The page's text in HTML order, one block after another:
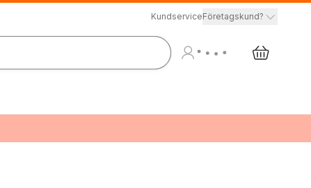
KundserviceFöretagskund?